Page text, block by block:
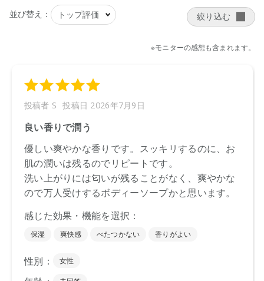
※店舗での取り扱いや詳しい在庫状況につきましては、各店舗
にお問い合わせください。
商品によっては、お届けまで１～２週間かかる場合がござい
ますので予めご了承ください。
合がございます。
●パッケージのリニューアル等の理由により、成分・処方が記
載と異なる場合がございます。
●予告なくパッケージ仕様が変更になる場合がございます。